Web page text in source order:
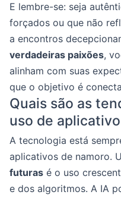
E lembre-se: seja
forçados ou que não
a encontros
verdadeiras paixões,
alinham com suas
que o objetivo é
Quais são as
uso de
A tecnologia está
aplicativos de namoro.
futuras é o uso
e dos algoritmos. A IA